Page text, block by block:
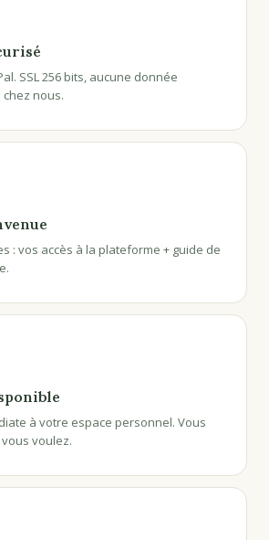
SSL 256 bits, aucune donnée
nous.
: vos accès à la plateforme + guide de
à votre espace personnel. Vous
voulez.